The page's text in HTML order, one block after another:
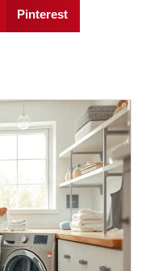
Pinterest